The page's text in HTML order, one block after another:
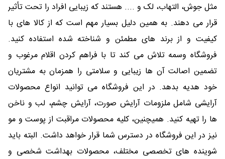
مثل جوش، التهاب، لک و .... هستند که زیبایی افراد را تحت تأثیر
قرار می دهند. به همین دلیل بسیار مهم است که از کالا های با
کیفیت و از برند های مطمئن و شناخته شده استفاده کنید.
فروشگاه وسمه تلاش می کند تا با فراهم کردن اقلام مرغوب و
تضمین اصالت آن ها زیبایی و سلامتی را همزمان به مشتریان
خود هدیه بدهد. در این فروشگاه می توانید انواع محصولات
آرایشی شامل ملزومات آرایش صورت، آرایش چشم، لب و ناخن
ها را تهیه کنید. همیچنین، کلیه محصولات مراقبت از پوست و مو
نیز در این فروشگاه در دسترس شما قرار خواهد داشت. البته باید
شوینده های تخصصی مختلف، محصولات بهداشت شخصی و